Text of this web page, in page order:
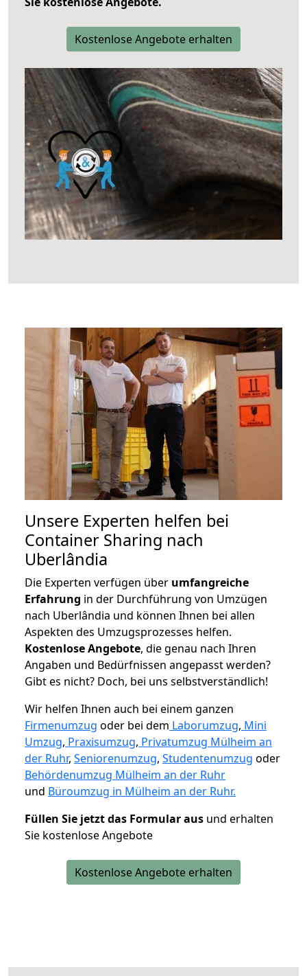
Kostenlose Angebote erhalten
Unsere Experten helfen bei
Container Sharing nach
Uberlândia
Die Experten verfügen über umfangreiche
Erfahrung in der Durchführung von Umzügen
nach Uberlândia und können Ihnen bei allen
Aspekten des Umzugsprozesses helfen.
Kostenlose Angebote, die genau nach Ihren
Angaben und Bedürfnissen angepasst werden?
Gibt es nicht? Doch, bei uns selbstverständlich!
Wir helfen Ihnen auch bei einem ganzen
Firmenumzug oder bei dem Laborumzug, Mini
Umzug, Praxisumzug, Privatumzug Mülheim an
der Ruhr, Seniorenumzug, Studentenumzug oder
Behördenumzug Mülheim an der Ruhr
und Büroumzug in Mülheim an der Ruhr.
Füllen Sie jetzt das Formular aus und erhalten
Sie kostenlose Angebote
Kostenlose Angebote erhalten